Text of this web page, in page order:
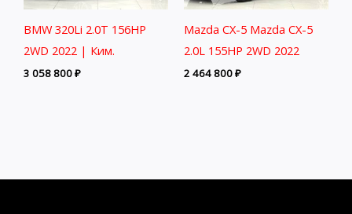
BMW 320Li 2.0T 156HP
2WD 2022 | Ким.
3 058 800₽
Mazda CX-5 Mazda CX-5
2.0L 155HP 2WD 2022
2 464 800₽